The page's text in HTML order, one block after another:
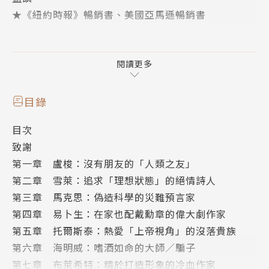
★《紐約時報》暢銷書、美國亞馬遜暢銷書
難應付的病人就是知識分子。」──榮格
►自戀病、雙重標準，與「特殊性關係」，造就了改變
‧為什麼盧梭自稱「全人類之友」，卻連一個朋友都沒
有？
‧為什麼托爾斯泰大談「博愛」，卻連自己的家人都不
愛？
‧為什麼高談「自由」的易卜生，卻犧牲了他人的人
生？
因為，他們是這世上最會說故事的人……
閱讀更多
目錄
目次
致謝
第一章 盧梭：沒有朋友的「人類之友」
第二章 雪萊：追求「理想狀態」的絕情詩人
第三章 馬克思：偽造科學的災難預言家
第四章 易卜生：在家也配戴勳章的偉大劇作家
第五章 托爾斯泰：熱愛「上帝視角」的沒落貴族
第六章 海明威：嗜酒如命的大師／騙子
第七章 布萊希特：精於打造形象的冷血作家